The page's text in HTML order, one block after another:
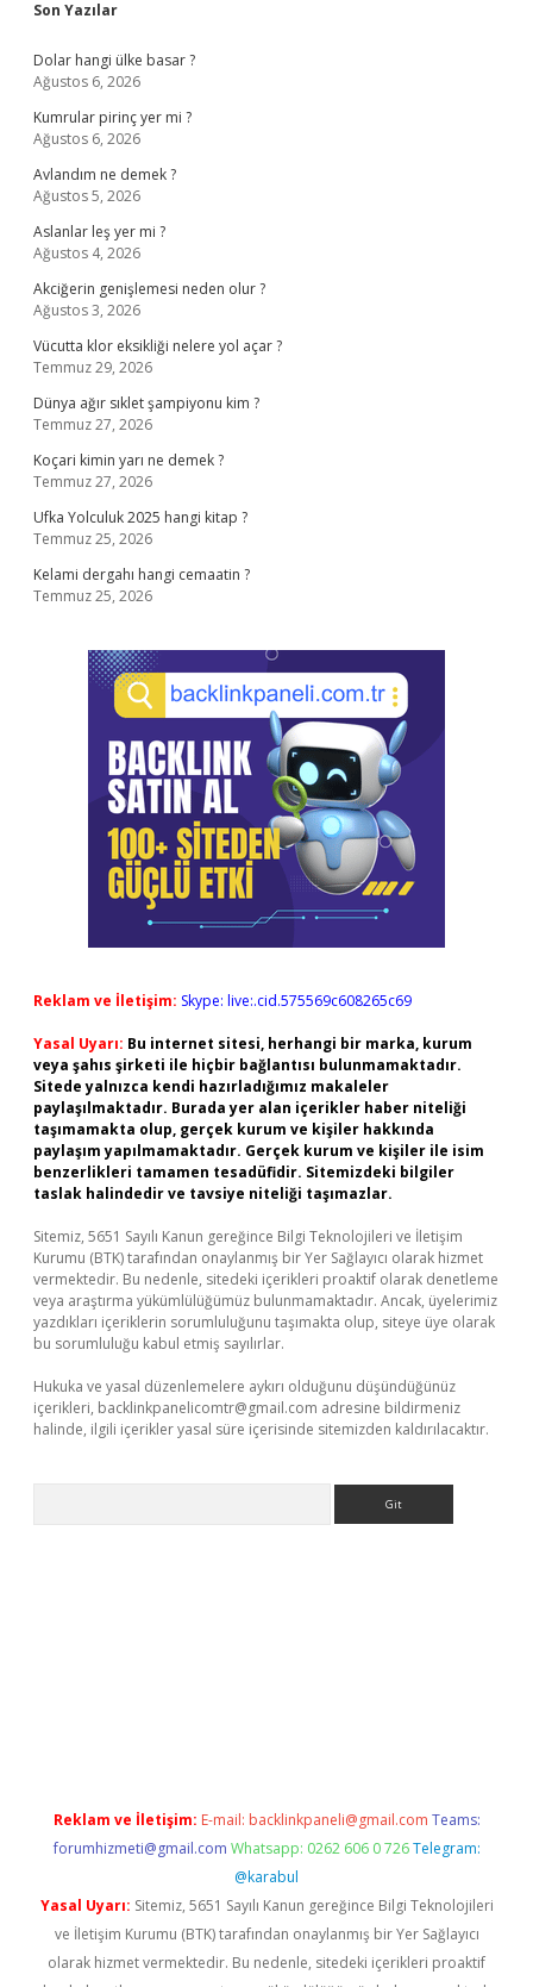
Sidebar
Son Yazılar
Dolar hangi ülke basar ?
Ağustos 6, 2026
Kumrular pirinç yer mi ?
Ağustos 6, 2026
Avlandım ne demek ?
Ağustos 5, 2026
Aslanlar leş yer mi ?
Ağustos 4, 2026
Akciğerin genişlemesi neden olur ?
Ağustos 3, 2026
Vücutta klor eksikliği nelere yol açar ?
Temmuz 29, 2026
Dünya ağır sıklet şampiyonu kim ?
Temmuz 27, 2026
Koçari kimin yarı ne demek ?
Temmuz 27, 2026
Ufka Yolculuk 2025 hangi kitap ?
Temmuz 25, 2026
Kelami dergahı hangi cemaatin ?
Temmuz 25, 2026
Reklam ve İletişim: Skype: live:.cid.575569c608265c69
Yasal Uyarı: Bu internet sitesi, herhangi bir marka, kurum
veya şahıs şirketi ile hiçbir bağlantısı bulunmamaktadır.
Sitede yalnızca kendi hazırladığımız makaleler
paylaşılmaktadır. Burada yer alan içerikler haber niteliği
taşımamakta olup, gerçek kurum ve kişiler hakkında
paylaşım yapılmamaktadır. Gerçek kurum ve kişiler ile isim
benzerlikleri tamamen tesadüfidir. Sitemizdeki bilgiler
taslak halindedir ve tavsiye niteliği taşımazlar.
Sitemiz, 5651 Sayılı Kanun gereğince Bilgi Teknolojileri ve İletişim
Kurumu (BTK) tarafından onaylanmış bir Yer Sağlayıcı olarak hizmet
vermektedir. Bu nedenle, sitedeki içerikleri proaktif olarak denetleme
veya araştırma yükümlülüğümüz bulunmamaktadır. Ancak, üyelerimiz
yazdıkları içeriklerin sorumluluğunu taşımakta olup, siteye üye olarak
bu sorumluluğu kabul etmiş sayılırlar.
Hukuka ve yasal düzenlemelere aykırı olduğunu düşündüğünüz
içerikleri, backlinkpanelicomtr@gmail.com adresine bildirmeniz
halinde, ilgili içerikler yasal süre içerisinde sitemizden kaldırılacaktır.
Reklam ve İletişim: E-mail: backlinkpaneli@gmail.com Teams:
forumhizmeti@gmail.com Whatsapp: 0262 606 0 726 Telegram:
@karabul
Yasal Uyarı: Sitemiz, 5651 Sayılı Kanun gereğince Bilgi Teknolojileri
ve İletişim Kurumu (BTK) tarafından onaylanmış bir Yer Sağlayıcı
olarak hizmet vermektedir. Bu nedenle, sitedeki içerikleri proaktif